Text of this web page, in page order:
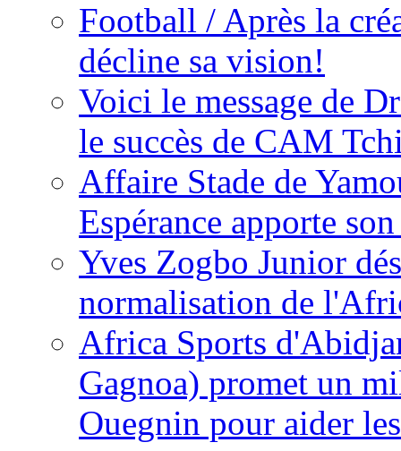
Football / Après la
décline sa vision!
Voici le message de
le succès de CAM
Affaire Stade de
Espérance apporte
Yves Zogbo Junior
normalisation de
Africa Sports
Gagnoa) promet un
Ouegnin pour aider